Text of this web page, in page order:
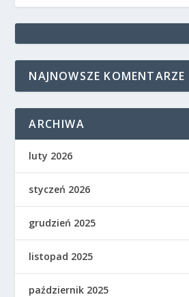
NAJNOWSZE KOMENTARZE
ARCHIWA
luty 2026
styczeń 2026
grudzień 2025
listopad 2025
październik 2025